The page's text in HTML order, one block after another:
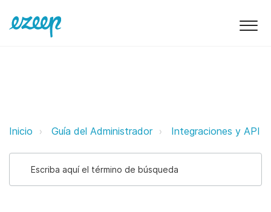
Uso de Pabbly Automation con
Inicio Guía del Administrador Integraciones y API